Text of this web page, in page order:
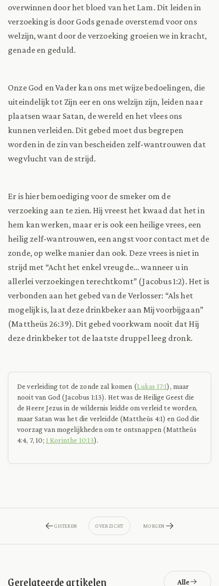
overwinnen door het bloed van het Lam. Dit leiden in
verzoeking is door Gods genade overstemd voor ons
welzijn, want door de verzoeking groeien we in kracht,
genade en geduld.
Onze God en Vader kan ons met wijze bedoelingen, die
uiteindelijk tot Zijn eer en ons welzijn zijn, leiden naar
plaatsen waar Satan, de wereld en het vlees ons
kunnen verleiden. Dit gebed moet dus begrepen
worden in de zin van bescheiden zelf-wantrouwen dat
wegvlucht van de strijd.
Er is hier bemoediging voor de smeker om de
verzoeking aan te zien. Hij vreest het kwaad dat het in
hem kan werken, maar er is ook een heilige vrees, een
heilig zelf-wantrouwen, een angst voor contact met de
zonde, op welke manier dan ook. Deze vrees is niet in
strijd met “Acht het enkel vreugde… wanneer u in
allerlei verzoekingen terechtkomt” (Jacobus 1:2). Het is
verbonden aan het gebed van de Verlosser: “Als het
mogelijk is, laat deze drinkbeker aan Mij voorbijgaan”
(Mattheüs 26:39). Dit gebed voorkwam nooit dat Hij
deze drinkbeker tot de laatste druppel leeg dronk.
De verleiding tot de zonde zal komen (Lukas 17:1), maar
nooit van God (Jacobus 1:13). Het was de Heilige Geest die
de Heere Jezus in de wildernis leidde om verleid te worden,
maar Satan was het die verleidde (Mattheüs 4:1) en God die
voorzag van mogelijkheden om te ontsnappen (Mattheüs
4:4, 7, 10; 1 Korinthe 10:13).
GISTEREN OVERZICHT MORGEN
Gerelateerde artikelen Alle